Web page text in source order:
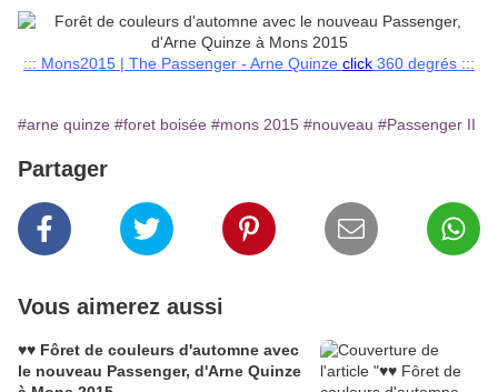
::: Mons2015 | The Passenger - Arne Quinze click 360 degrés :::
#arne quinze #foret boisée #mons 2015 #nouveau #Passenger II
Partager
Vous aimerez aussi
♥♥ Fôret de couleurs d'automne avec
le nouveau Passenger, d'Arne Quinze